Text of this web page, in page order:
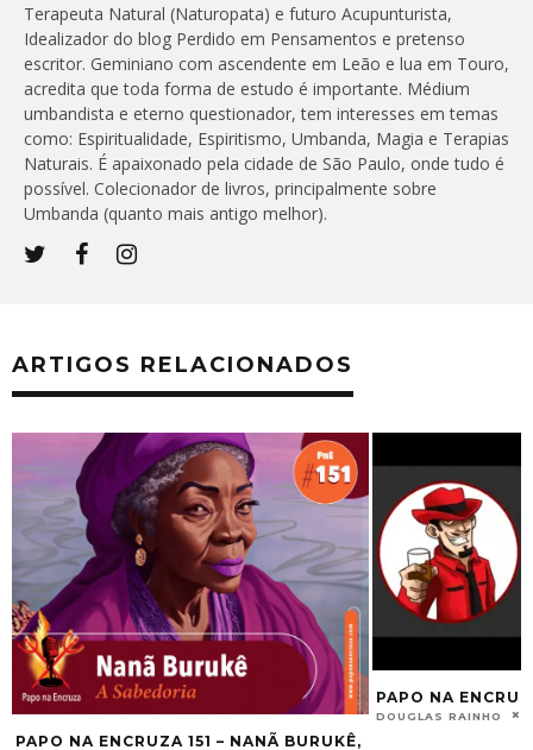
Terapeuta Natural (Naturopata) e futuro Acupunturista,
Idealizador do blog Perdido em Pensamentos e pretenso
escritor. Geminiano com ascendente em Leão e lua em Touro,
acredita que toda forma de estudo é importante. Médium
umbandista e eterno questionador, tem interesses em temas
como: Espiritualidade, Espiritismo, Umbanda, Magia e Terapias
Naturais. É apaixonado pela cidade de São Paulo, onde tudo é
possível. Colecionador de livros, principalmente sobre
Umbanda (quanto mais antigo melhor).
ARTIGOS RELACIONADOS
PAPO NA ENCRUZA 02 – BENZIMENTOS
DOUGLAS RAINHO AGOSTO 5, 2017